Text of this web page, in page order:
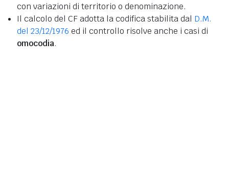
con variazioni di territorio o denominazione.
Il calcolo del CF adotta la codifica stabilita dal D.M.
del 23/12/1976 ed il controllo risolve anche i casi di
omocodia.